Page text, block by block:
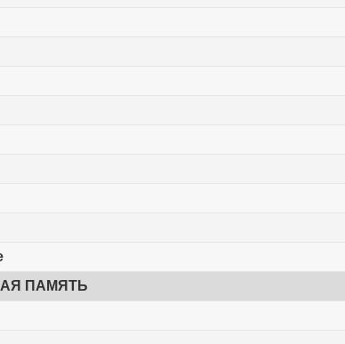
ПАМЯТЬ